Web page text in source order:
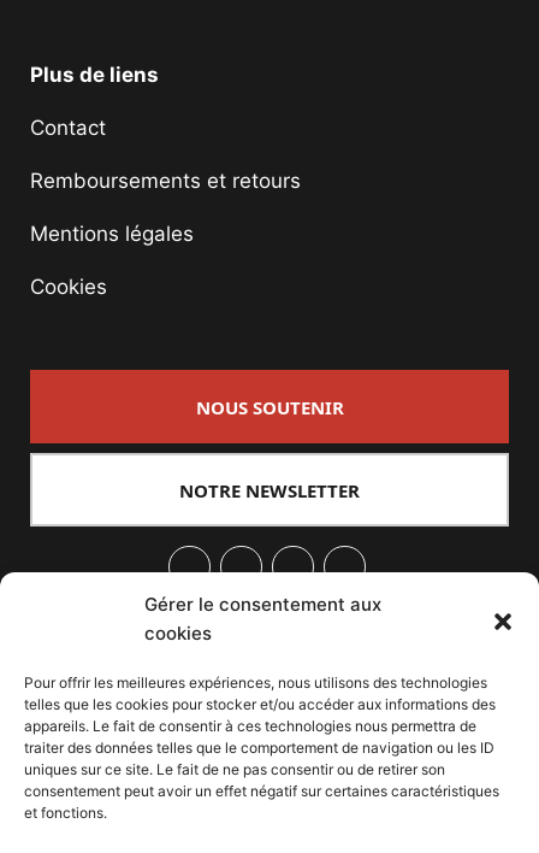
Gérer le consentement aux
cookies
Pour offrir les meilleures expériences, nous utilisons des technologies
telles que les cookies pour stocker et/ou accéder aux informations des
appareils. Le fait de consentir à ces technologies nous permettra de
traiter des données telles que le comportement de navigation ou les ID
uniques sur ce site. Le fait de ne pas consentir ou de retirer son
consentement peut avoir un effet négatif sur certaines caractéristiques
et fonctions.
Plus de liens
Contact
Remboursements et retours
Mentions légales
Cookies
NOUS SOUTENIR
NOTRE NEWSLETTER
FacebookTwitter
PrintFriendlyEmail